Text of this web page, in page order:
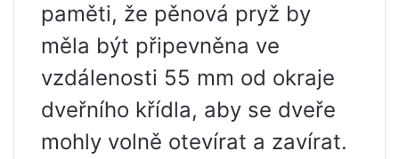
paměti, že pěnová pryž by
měla být připevněna ve
vzdálenosti 55 mm od okraje
dveřního křídla, aby se dveře
mohly volně otevírat a zavírat.